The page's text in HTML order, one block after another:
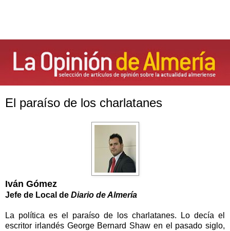
El paraíso de los charlatanes
Iván Gómez
Jefe de Local de Diario de Almería
La política es el paraíso de los charlatanes. Lo decía el
escritor irlandés George Bernard Shaw en el pasado siglo,